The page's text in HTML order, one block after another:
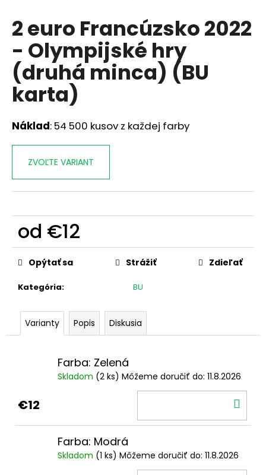
2 euro Francúzsko 2022
- Olympijské hry
(druhá minca) (BU
karta)
Náklad: 54 500 kusov z každej farby
ZVOĽTE VARIANT
od €12
Jednotková
cena:
Kategória: BU
Opýtať sa Strážiť Zdieľať
Varianty Popis Diskusia
Farba: Zelená
Skladom (2 ks) Môžeme doručiť do: 11.8.2026
€12
Farba: Modrá
Skladom (1 ks) Môžeme doručiť do: 11.8.2026
j
s
ť
?
O
p
o
č
a
m
FRANCÚZSKO
HRY
(PRVÁ
MINCA)